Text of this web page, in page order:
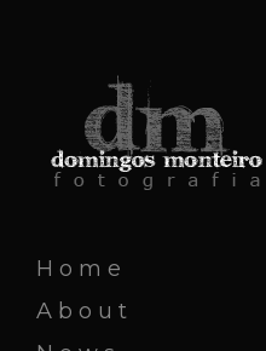
Home
About